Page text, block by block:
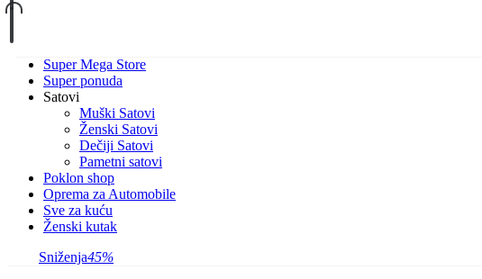
Super Mega Store
Super ponuda
Satovi
Muški Satovi
Ženski Satovi
Dečiji Satovi
Pametni satovi
Poklon shop
Oprema za Automobile
Sve za kuću
Ženski kutak
Sniženja45%